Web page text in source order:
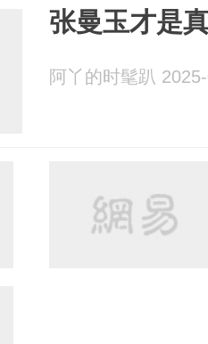
张曼玉才是
阿丫的时髦趴